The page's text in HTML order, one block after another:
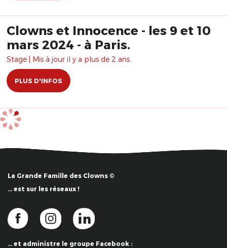
Clowns et Innocence - les 9 et 10
mars 2024 - à Paris.
Stage | Mis à jour il y a plus de 2 ans.
PLUS D'INFOS
La Grande Famille des Clowns ©
… est sur les réseaux !
… et administre le groupe Facebook :